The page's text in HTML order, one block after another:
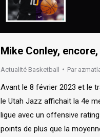
Mike Conley,
Actualité Basketball Par
Avant le 8 février 2023 et le
le Utah Jazz affichait la 4e
ligue avec un offensive
points de plus que la